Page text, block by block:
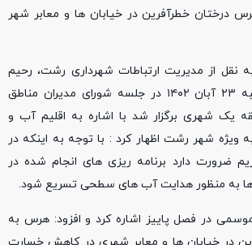
درختان خطرآفرین در خیابان ها و معابر شهر
نقل از مدیریت ارتباطات شهرداری رشت، رحیم
شوقی امروز سه شنبه ۲۳ آبان ۱۴۰۲ در جلسه شورای مدیران مناطق
یک شهری برگزار شد با اشاره به اقلیم آب و
ویژه شهر رشت اظهار کرد : با توجه به اینکه در
ضرورت دارد برنامه ریزی های انجام شده در
ها به منظور هدایت آب های سطحی تسریع شود.
در فصل پاییز اشاره کرد و افزود: هرس به